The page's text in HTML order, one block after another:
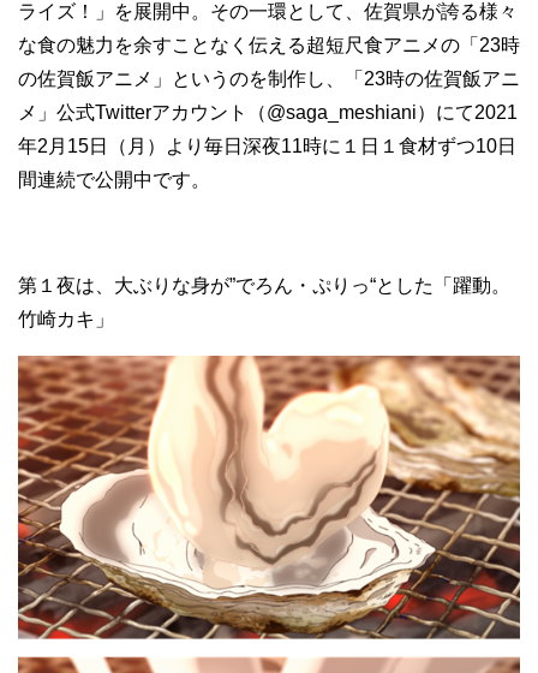
ライズ！」を展開中。その一環として、佐賀県が誇る様々
な食の魅力を余すことなく伝える超短尺食アニメの「23時
の佐賀飯アニメ」というのを制作し、「23時の佐賀飯アニ
メ」公式Twitterアカウント（@saga_meshiani）にて2021
年2月15日（月）より毎日深夜11時に１日１食材ずつ10日
間連続で公開中です。
第１夜は、大ぶりな身が”でろん・ぷりっ“とした「躍動。
竹崎カキ」